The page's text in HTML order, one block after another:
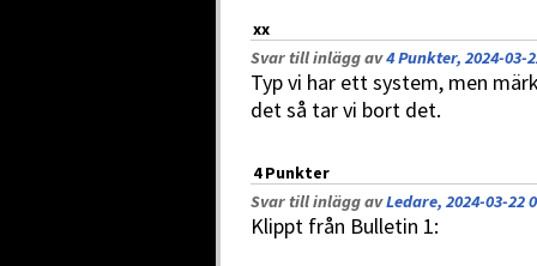
xx
Svar till inlägg av4 Punkter, 2024-03-
Typ vi har ett system, men
det så tar vi bort det.
4 Punkter
Svar till inlägg avLedare, 2024-03-22
Klippt från Bulletin 1: